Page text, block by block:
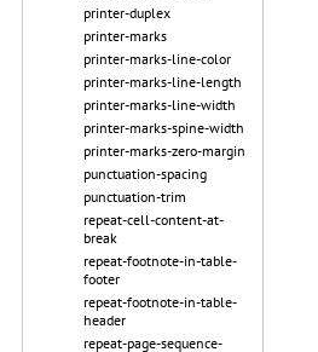
printer-duplex
printer-marks
printer-marks-line-color
printer-marks-line-length
printer-marks-line-width
printer-marks-spine-width
printer-marks-zero-margin
punctuation-spacing
punctuation-trim
repeat-cell-content-at-
break
repeat-footnote-in-table-
footer
repeat-footnote-in-table-
header
repeat-page-sequence-